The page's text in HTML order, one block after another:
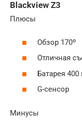
Blackview Z3
Плюсы
Обзор 170º
Отличная
Батарея 400
G-сенсор
Минусы